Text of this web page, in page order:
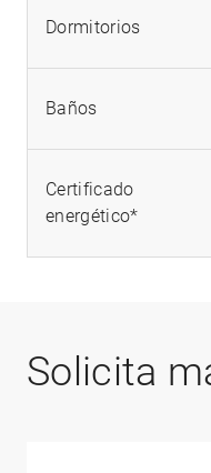
Dormitorios
Baños
Certificado
energético*
Solicita